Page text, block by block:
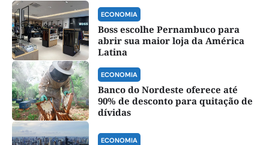
ECONOMIA
Boss escolhe Pernambuco para
abrir sua maior loja da América
Latina
ECONOMIA
Banco do Nordeste oferece até
90% de desconto para quitação de
dívidas
ECONOMIA